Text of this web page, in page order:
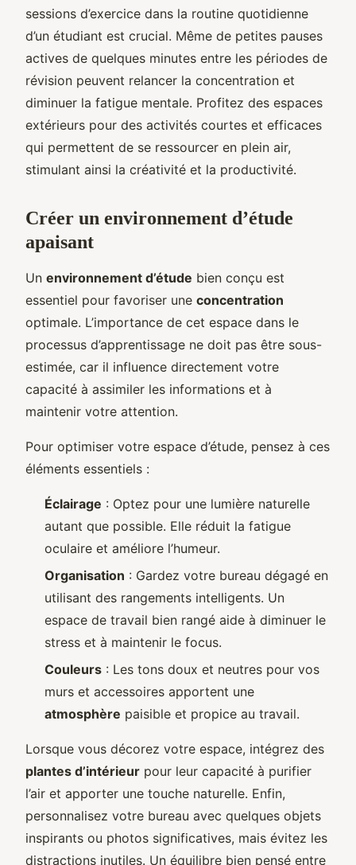
sessions d’exercice dans la routine quotidienne
d’un étudiant est crucial. Même de petites pauses
actives de quelques minutes entre les périodes de
révision peuvent relancer la concentration et
diminuer la fatigue mentale. Profitez des espaces
extérieurs pour des activités courtes et efficaces
qui permettent de se ressourcer en plein air,
stimulant ainsi la créativité et la productivité.
Créer un environnement d’étude
apaisant
Un environnement d’étude bien conçu est
essentiel pour favoriser une concentration
optimale. L’importance de cet espace dans le
processus d’apprentissage ne doit pas être sous-
estimée, car il influence directement votre
capacité à assimiler les informations et à
maintenir votre attention.
Pour optimiser votre espace d’étude, pensez à ces
éléments essentiels :
Éclairage : Optez pour une lumière naturelle
autant que possible. Elle réduit la fatigue
oculaire et améliore l’humeur.
Organisation : Gardez votre bureau dégagé en
utilisant des rangements intelligents. Un
espace de travail bien rangé aide à diminuer le
stress et à maintenir le focus.
Couleurs : Les tons doux et neutres pour vos
murs et accessoires apportent une
atmosphère paisible et propice au travail.
Lorsque vous décorez votre espace, intégrez des
plantes d’intérieur pour leur capacité à purifier
l’air et apporter une touche naturelle. Enfin,
personnalisez votre bureau avec quelques objets
inspirants ou photos significatives, mais évitez les
distractions inutiles. Un équilibre bien pensé entre